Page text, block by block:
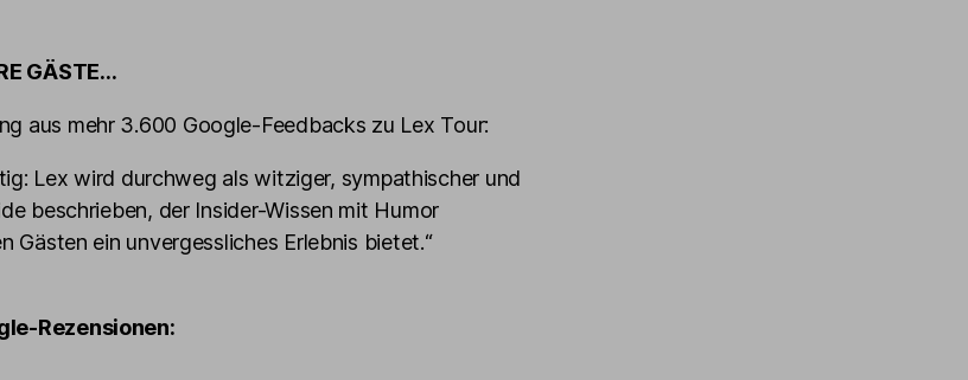
GÄSTE...
aus mehr 3.600 Google-Feedbacks zu Lex Tour:
Lex wird durchweg als witziger, sympathischer und
beschrieben, der Insider-Wissen mit Humor
Gästen ein unvergessliches Erlebnis bietet.“
Rezensionen: